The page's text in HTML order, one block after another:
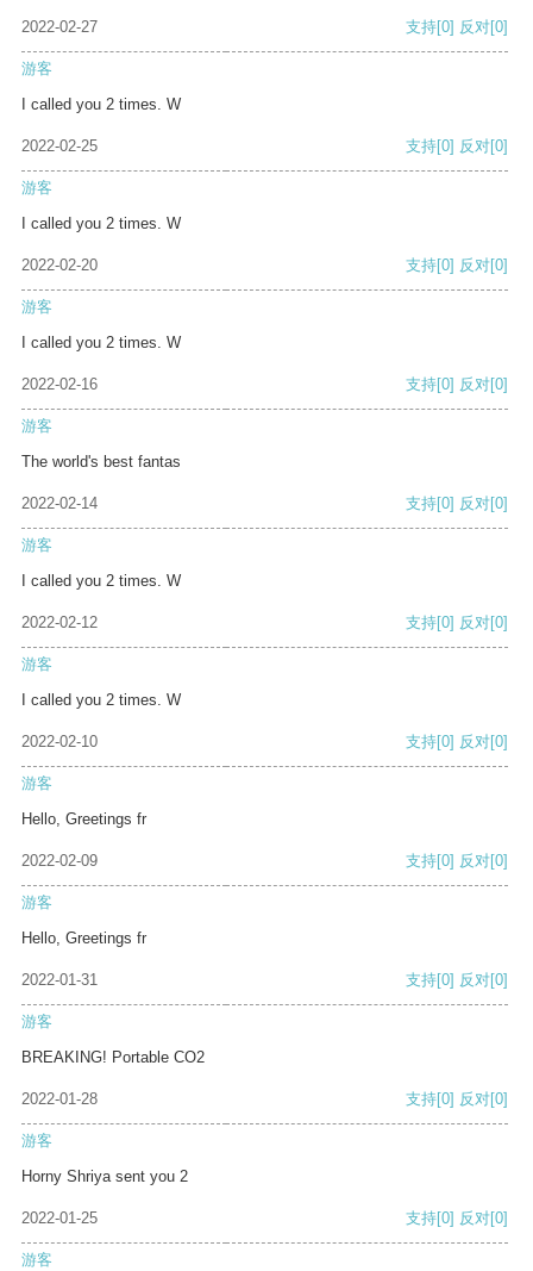
2022-02-27 支持[0] 反对[0]
游客
I called you 2 times. W
2022-02-25 支持[0] 反对[0]
游客
I called you 2 times. W
2022-02-20 支持[0] 反对[0]
游客
I called you 2 times. W
2022-02-16 支持[0] 反对[0]
游客
The world's best fantas
2022-02-14 支持[0] 反对[0]
游客
I called you 2 times. W
2022-02-12 支持[0] 反对[0]
游客
I called you 2 times. W
2022-02-10 支持[0] 反对[0]
游客
Hello, Greetings fr
2022-02-09 支持[0] 反对[0]
游客
Hello, Greetings fr
2022-01-31 支持[0] 反对[0]
游客
BREAKING! Portable CO2
2022-01-28 支持[0] 反对[0]
游客
Horny Shriya sent you 2
2022-01-25 支持[0] 反对[0]
游客